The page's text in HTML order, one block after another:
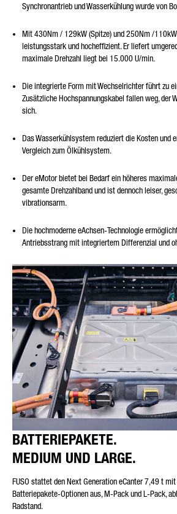
Synchronantrieb und Wasserkühlung wurde von
Mit 430Nm / 129kW (Spitze) und 250Nm /
leistungsstark und hocheffizient. Er liefert
maximale Drehzahl liegt bei 15.000 U/min.
Die integrierte Form mit Wechselrichter führt zu
Zusätzliche Hochspannungskabel fallen weg, der
sich.
Das Wasserkühlsystem reduziert die Kosten und
Vergleich zum Ölkühlsystem.
Der eMotor bietet bei Bedarf ein höheres
gesamte Drehzahlband und ist dennoch leiser,
vibrationsarm.
Die hochmoderne eAchsen-Technologie
Antriebsstrang mit integriertem Differenzial und
BATTERIEPAKETE.
MEDIUM UND LARGE.
FUSO stattet den Next Generation eCanter 7,49 t
Batteriepakete-Optionen aus, M-Pack und L-Pack,
Radstand.